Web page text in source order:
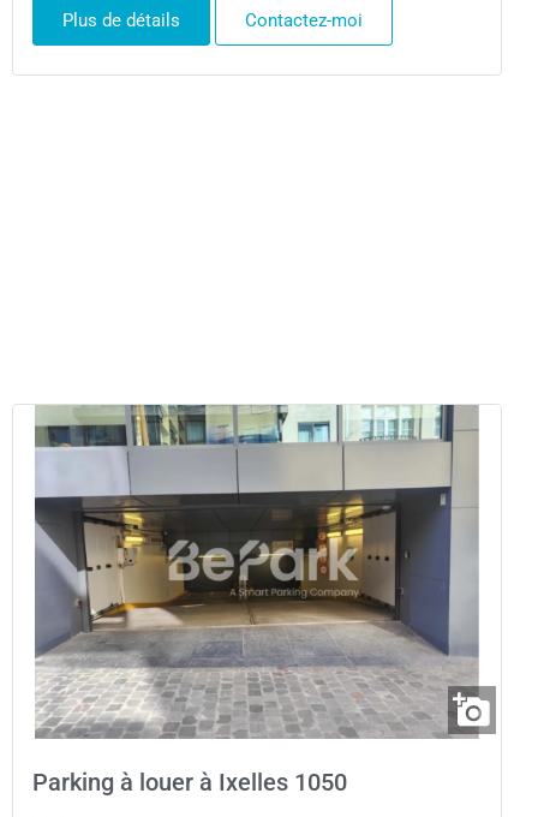
Plus de détails Contactez-moi
Parking à louer à Ixelles 1050